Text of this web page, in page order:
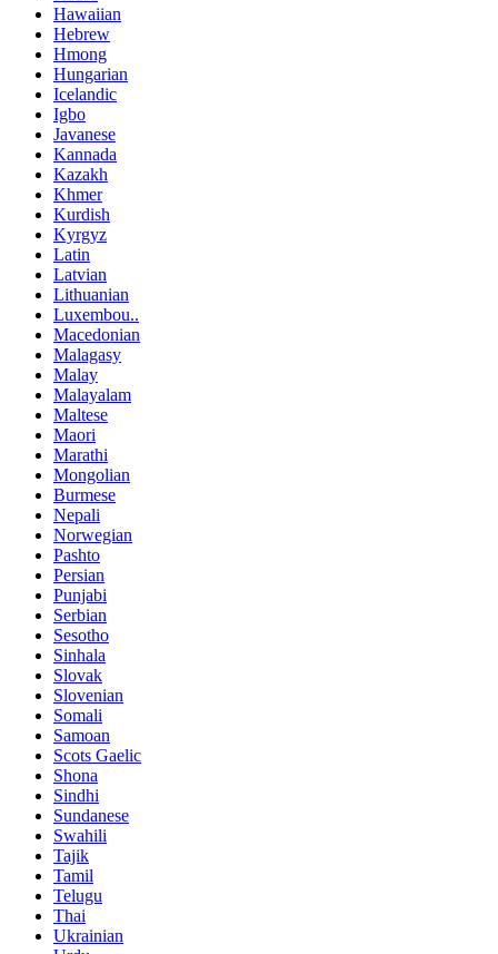
Hawaiian
Hebrew
Hmong
Hungarian
Icelandic
Igbo
Javanese
Kannada
Kazakh
Khmer
Kurdish
Kyrgyz
Latin
Latvian
Lithuanian
Luxembou..
Macedonian
Malagasy
Malay
Malayalam
Maltese
Maori
Marathi
Mongolian
Burmese
Nepali
Norwegian
Pashto
Persian
Punjabi
Serbian
Sesotho
Sinhala
Slovak
Slovenian
Somali
Samoan
Scots Gaelic
Shona
Sindhi
Sundanese
Swahili
Tajik
Tamil
Telugu
Thai
Ukrainian